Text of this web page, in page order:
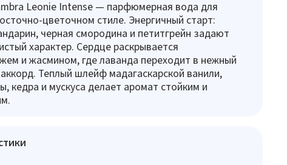
Leonie Intense — парфюмерная вода для
цветочном стиле. Энергичный старт:
черная смородина и петитгрейн задают
характер. Сердце раскрывается
и жасмином, где лаванда переходит в нежный
Теплый шлейф мадагаскарской ванили,
кедра и мускуса делает аромат стойким и